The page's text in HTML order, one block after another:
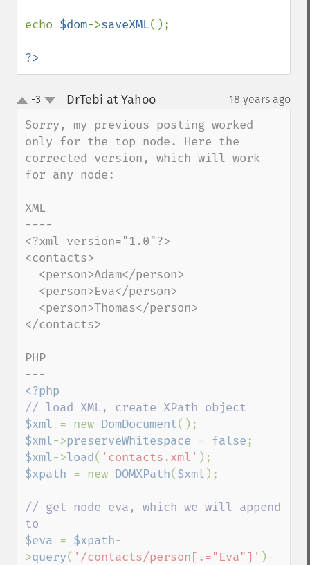
echo $dom->saveXML();
?>
up-3 DrTebi at Yahoo¶ 18 years ago
Sorry, my previous posting worked
only for the top node. Here the
corrected version, which will work
for any node:
XML
----
<?xml version="1.0"?>
<contacts>
</contacts>
PHP
$xml = new DomDocument
$xml->preserveWhitespace = false
$xml->load( 'contacts.xml'
$xpath = new DOMXPath( $xml );
// get node eva, which we will append
$eva = $xpath-
>query( '/contacts/person[.="Eva"]' )-